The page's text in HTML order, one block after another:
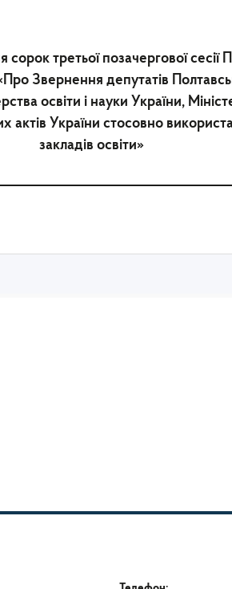
третьої позачергової сесії
Звернення депутатів
освіти і науки України,
актів України стосовно
закладів освіти»